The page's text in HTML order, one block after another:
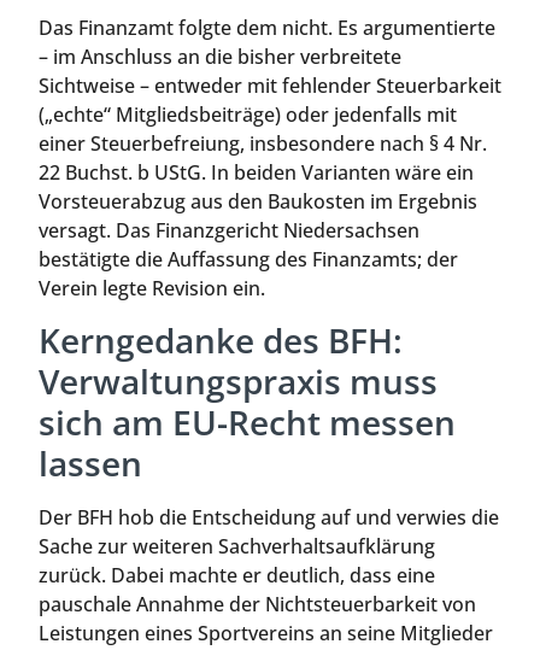
Das Finanzamt folgte dem nicht. Es argumentierte
– im Anschluss an die bisher verbreitete
Sichtweise – entweder mit fehlender Steuerbarkeit
(„echte“ Mitgliedsbeiträge) oder jedenfalls mit
einer Steuerbefreiung, insbesondere nach § 4 Nr.
22 Buchst. b UStG. In beiden Varianten wäre ein
Vorsteuerabzug aus den Baukosten im Ergebnis
versagt. Das Finanzgericht Niedersachsen
bestätigte die Auffassung des Finanzamts; der
Verein legte Revision ein.
Kerngedanke des BFH:
Verwaltungspraxis muss
sich am EU-Recht messen
lassen
Der BFH hob die Entscheidung auf und verwies die
Sache zur weiteren Sachverhaltsaufklärung
zurück. Dabei machte er deutlich, dass eine
pauschale Annahme der Nichtsteuerbarkeit von
Leistungen eines Sportvereins an seine Mitglieder